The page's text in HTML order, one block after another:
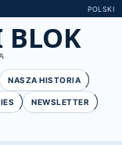
POLSKI
BLOK
NASZA HISTORIA
NEWSLETTER